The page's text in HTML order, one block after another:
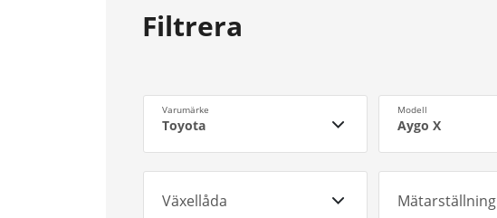
Filtrera
Varumärke
Toyota
Modell
Aygo X
Växellåda Mätarställning